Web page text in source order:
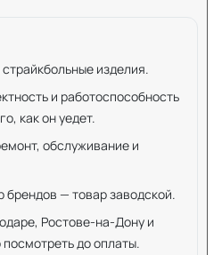
изделия.
и работоспособность
как он уедет.
обслуживание и
— товар заводской.
Ростове-на-Дону и
до оплаты.